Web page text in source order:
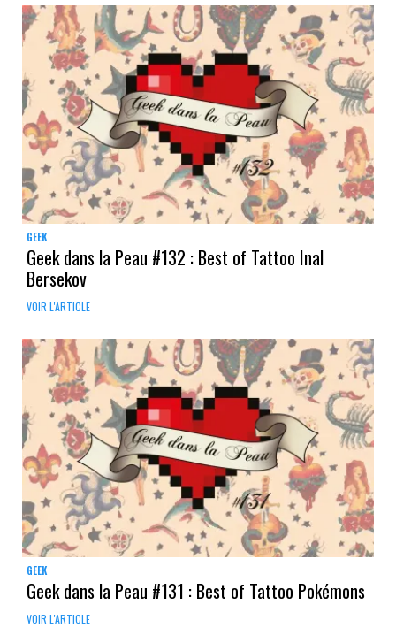
GEEK
Geek dans la Peau #132 : Best of Tattoo Inal
Bersekov
VOIR L'ARTICLE
GEEK
Geek dans la Peau #131 : Best of Tattoo Pokémons
VOIR L'ARTICLE